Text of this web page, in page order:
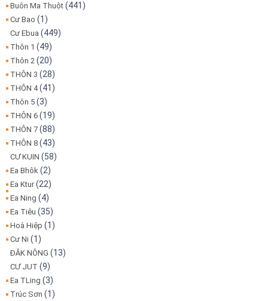
Buôn Ma Thuột (441)
Cư Bao (1)
Cư Ebua (449)
Thôn 1 (49)
Thôn 2 (20)
THÔN 3 (28)
THÔN 4(41)
Thôn 5 (3)
THÔN 6 (19)
THÔN 7 (88)
THÔN 8 (43)
CƯ KUIN (58)
Ea Bhôk (2)
Ea Ktur(22)
Ea Ning (4)
Ea Tiêu (35)
Hoà Hiệp (1)
Cư Ni (1)
ĐĂK NÔNG (13)
CƯ JUT (9)
Ea TLing (3)
Trúc Sơn (1)